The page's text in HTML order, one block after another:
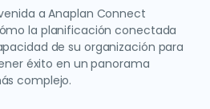
a Anaplan Connect
la planificación conectada
de su organización para
éxito en un panorama
complejo.